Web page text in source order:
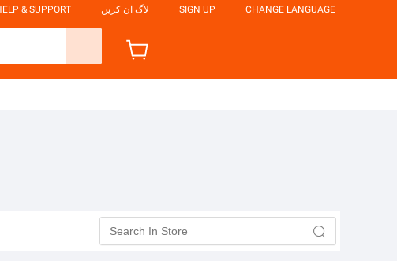
& SUPPORT لاگ ان کریں SIGN UP CHANGE LANGUAGE
